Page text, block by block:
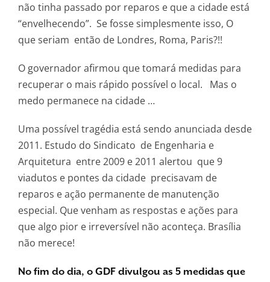
não tinha passado por reparos e que a cidade está
“envelhecendo”. Se fosse simplesmente isso, O
que seriam então de Londres, Roma, Paris?!!
O governador afirmou que tomará medidas para
recuperar o mais rápido possível o local. Mas o
medo permanece na cidade …
Uma possível tragédia está sendo anunciada desde
2011. Estudo do Sindicato de Engenharia e
Arquitetura entre 2009 e 2011 alertou que 9
viadutos e pontes da cidade precisavam de
reparos e ação permanente de manutenção
especial. Que venham as respostas e ações para
que algo pior e irreversível não aconteça. Brasília
não merece!
No fim do dia, o GDF divulgou as 5 medidas que